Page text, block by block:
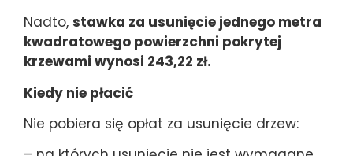
Nadto, stawka za usunięcie jednego metra
kwadratowego powierzchni pokrytej
krzewami wynosi 243,22 zł.
Kiedy nie płacić
Nie pobiera się opłat za usunięcie drzew: